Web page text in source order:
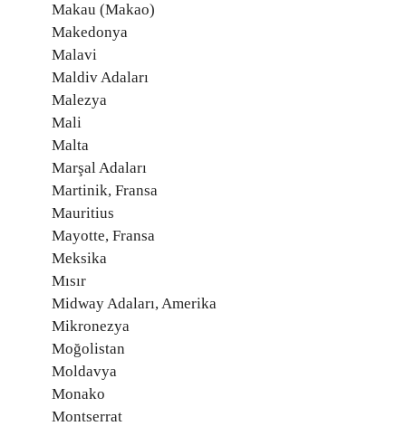
Makau (Makao)
Makedonya
Malavi
Maldiv Adaları
Malezya
Mali
Malta
Marşal Adaları
Martinik, Fransa
Mauritius
Mayotte, Fransa
Meksika
Mısır
Midway Adaları, Amerika
Mikronezya
Moğolistan
Moldavya
Monako
Montserrat